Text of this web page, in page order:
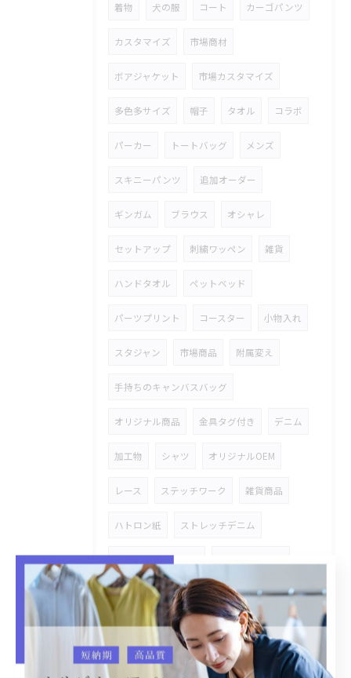
着物 犬の服 コート カーゴパンツ
カスタマイズ 市場商材
ボアジャケット 市場カスタマイズ
多色多サイズ 帽子 タオル コラボ
パーカー トートバッグ メンズ
スキニーパンツ 追加オーダー
ギンガム ブラウス オシャレ
セットアップ 刺繍ワッペン 雑貨
ハンドタオル ペットベッド
パーツプリント コースター 小物入れ
スタジャン 市場商品 附属変え
手持ちのキャンバスバッグ
オリジナル商品 金具タグ付き デニム
加工物 シャツ オリジナルOEM
レース ステッチワーク 雑貨商品
ハトロン紙 ストレッチデニム
デニムセットアップ
温泉着 リラックス CAP
バケットハット デニム素材 OEM生産
オリジナルOEM生産 犬、猫ベット